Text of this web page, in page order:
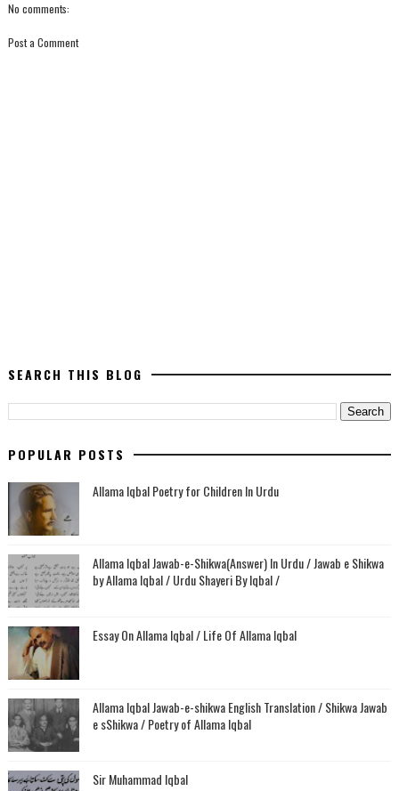
No comments:
Post a Comment
SEARCH THIS BLOG
POPULAR POSTS
Allama Iqbal Poetry for Children In Urdu
Allama Iqbal Jawab-e-Shikwa(Answer) In Urdu / Jawab e Shikwa
by Allama Iqbal / Urdu Shayeri By Iqbal /
Essay On Allama Iqbal / Life Of Allama Iqbal
Allama Iqbal Jawab-e-shikwa English Translation / Shikwa Jawab
e sShikwa / Poetry of Allama Iqbal
Sir Muhammad Iqbal